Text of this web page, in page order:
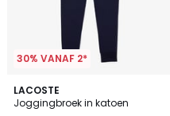
30% VANAF 2*
LACOSTE
Joggingbroek in katoen
4.4
/ 5
6
Kleuren